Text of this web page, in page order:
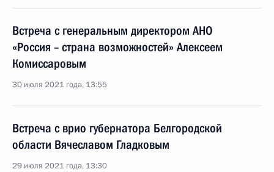
Встреча с генеральным директором АНО
«Россия – страна возможностей» Алексеем
Комиссаровым
30 июля 2021 года, 13:55
Встреча с врио губернатора Белгородской
области Вячеславом Гладковым
29 июля 2021 года, 13:30